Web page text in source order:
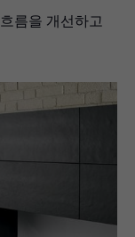
름을 개선하고